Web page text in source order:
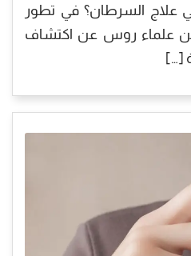
علاج السرطان؟ في تطور
علماء روس عن اكتشاف
[…]